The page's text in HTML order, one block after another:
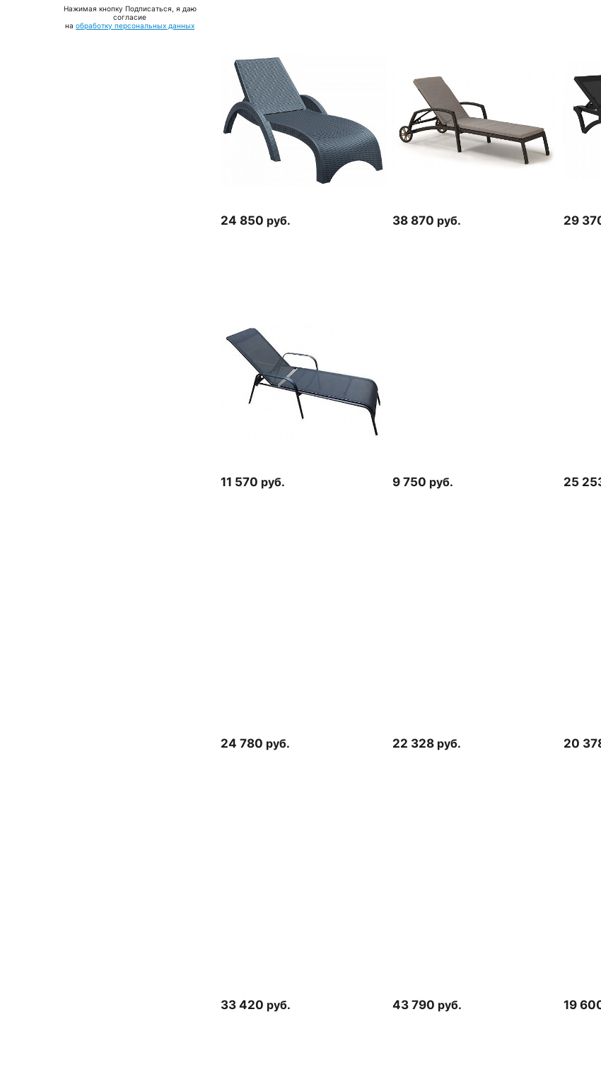
Нажимая кнопку Подписаться, я даю
соглаcие
на обработку персональных данных
24 850 руб. 38 870 руб. 29
11 570 руб. 9 750 руб. 25
24 780 руб. 22 328 руб. 20
33 420 руб. 43 790 руб. 19